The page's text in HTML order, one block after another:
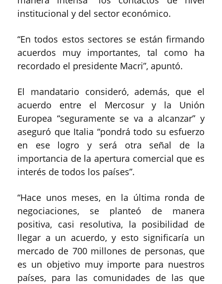
institucional y del sector económico.
“En todos estos sectores se están firmando
acuerdos muy importantes, tal como ha
recordado el presidente Macri”, apuntó.
El mandatario consideró, además, que el
acuerdo entre el Mercosur y la Unión
Europea “seguramente se va a alcanzar” y
aseguró que Italia “pondrá todo su esfuerzo
en ese logro y será otra señal de la
importancia de la apertura comercial que es
interés de todos los países”.
“Hace unos meses, en la última ronda de
negociaciones, se planteó de manera
positiva, casi resolutiva, la posibilidad de
llegar a un acuerdo, y esto significaría un
mercado de 700 millones de personas, que
es un objetivo muy importe para nuestros
países, para las comunidades de las que